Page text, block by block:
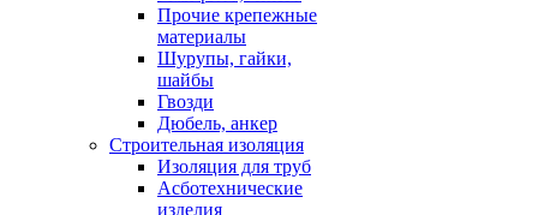
Прочие крепежные
материалы
Шурупы, гайки,
шайбы
Гвозди
Дюбель, анкер
Строительная изоляция
Изоляция для труб
Асботехнические
изделия